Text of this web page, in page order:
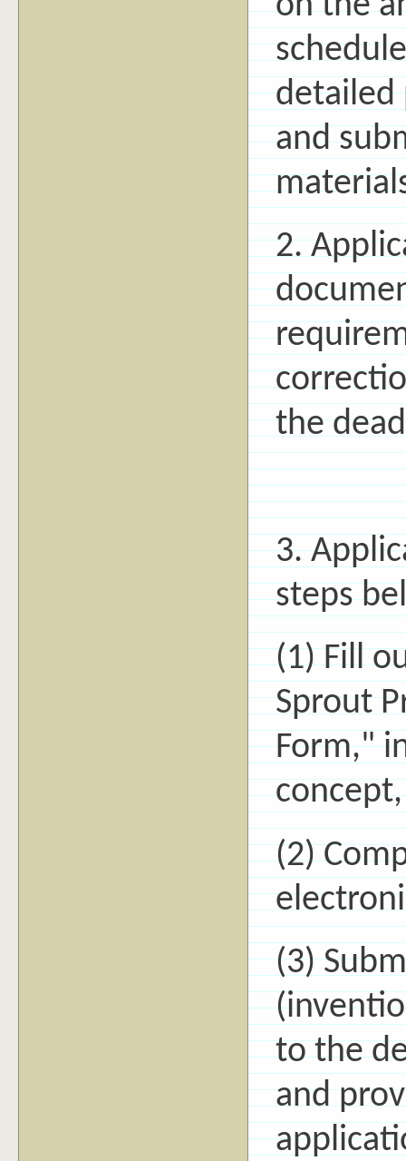
detailed
and
2.
the
3.
steps
(1) Fill
Sprout
Form,"
(2)
(3)
to the
and